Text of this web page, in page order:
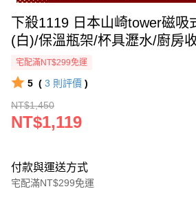
下殺1119 日本山崎tower磁吸
(白)/保溫瓶架/杯具瀝水/廚房
宅配滿NT$299免運
5 ( 3 則評價 )
NT$1,450
NT$1,119
付款與運送方式
宅配滿NT$299免運